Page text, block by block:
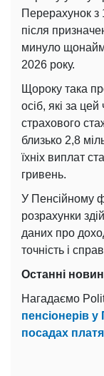
Перерахунок з
після
минуло
2026 року.
Щороку така
осіб, які за
страхового
близько 2,8
їхніх виплат
гривень.
У Пенсійному
розрахунки
даних про
точність і
Останні
Нагадаємо
пенсіонерів
посадах